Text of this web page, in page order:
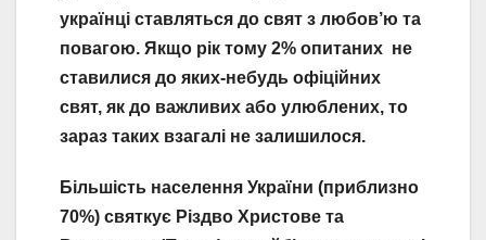
українці ставляться до свят з любов’ю та
повагою. Якщо рік тому 2% опитаних не
ставилися до яких-небудь офіційних
свят, як до важливих або улюблених, то
зараз таких взагалі не залишилося.
Більшість населення України (приблизно
70%) святкує Різдво Христове та